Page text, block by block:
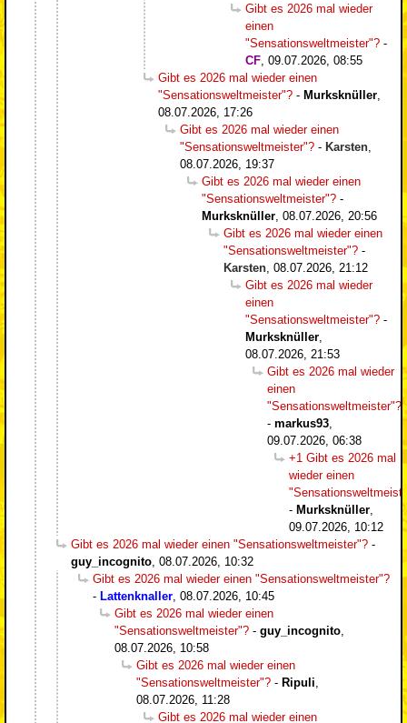
Gibt es 2026 mal wieder
einen
"Sensationsweltmeister"? -
CF 09.07.2026, 08:55
Gibt es 2026 mal wieder einen
"Sensationsweltmeister"? - Murksknüller
08.07.2026, 17:26
Gibt es 2026 mal wieder einen
"Sensationsweltmeister"? - Karsten
08.07.2026, 19:37
Gibt es 2026 mal wieder einen
"Sensationsweltmeister"? -
Murksknüller 08.07.2026, 20:56
Gibt es 2026 mal wieder einen
"Sensationsweltmeister"? -
Karsten 08.07.2026, 21:12
Gibt es 2026 mal wieder
einen
"Sensationsweltmeister"? -
Murksknüller
08.07.2026, 21:53
Gibt es 2026 mal wieder
einen
"Sensationsweltmeister"?
- markus93
09.07.2026, 06:38
+1 Gibt es 2026 mal
wieder einen
- Murksknüller
09.07.2026, 10:12
Gibt es 2026 mal wieder einen "Sensationsweltmeister"? -
guy_incognito 08.07.2026, 10:32
Gibt es 2026 mal wieder einen "Sensationsweltmeister"?
- Lattenknaller 08.07.2026, 10:45
Gibt es 2026 mal wieder einen
"Sensationsweltmeister"? - guy_incognito
08.07.2026, 10:58
Gibt es 2026 mal wieder einen
"Sensationsweltmeister"? - Ripuli
08.07.2026, 11:28
Gibt es 2026 mal wieder einen